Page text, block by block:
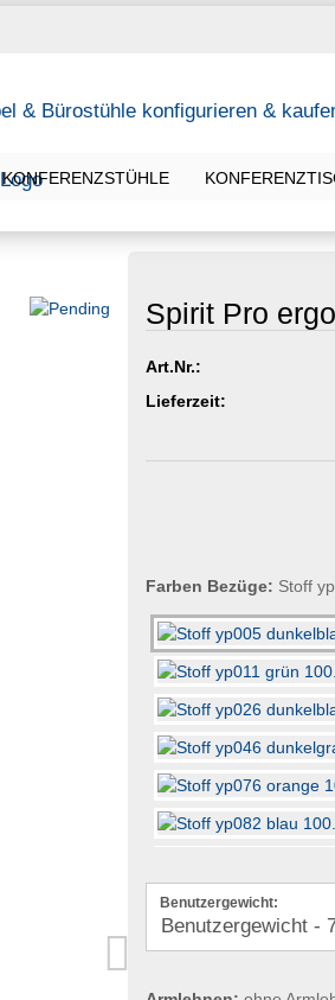
KONFERENZSTÜHLE
Spirit Pro
Art.Nr.:
Lieferzeit:
Farben Bezüge: Stoff
Benutzergewicht: